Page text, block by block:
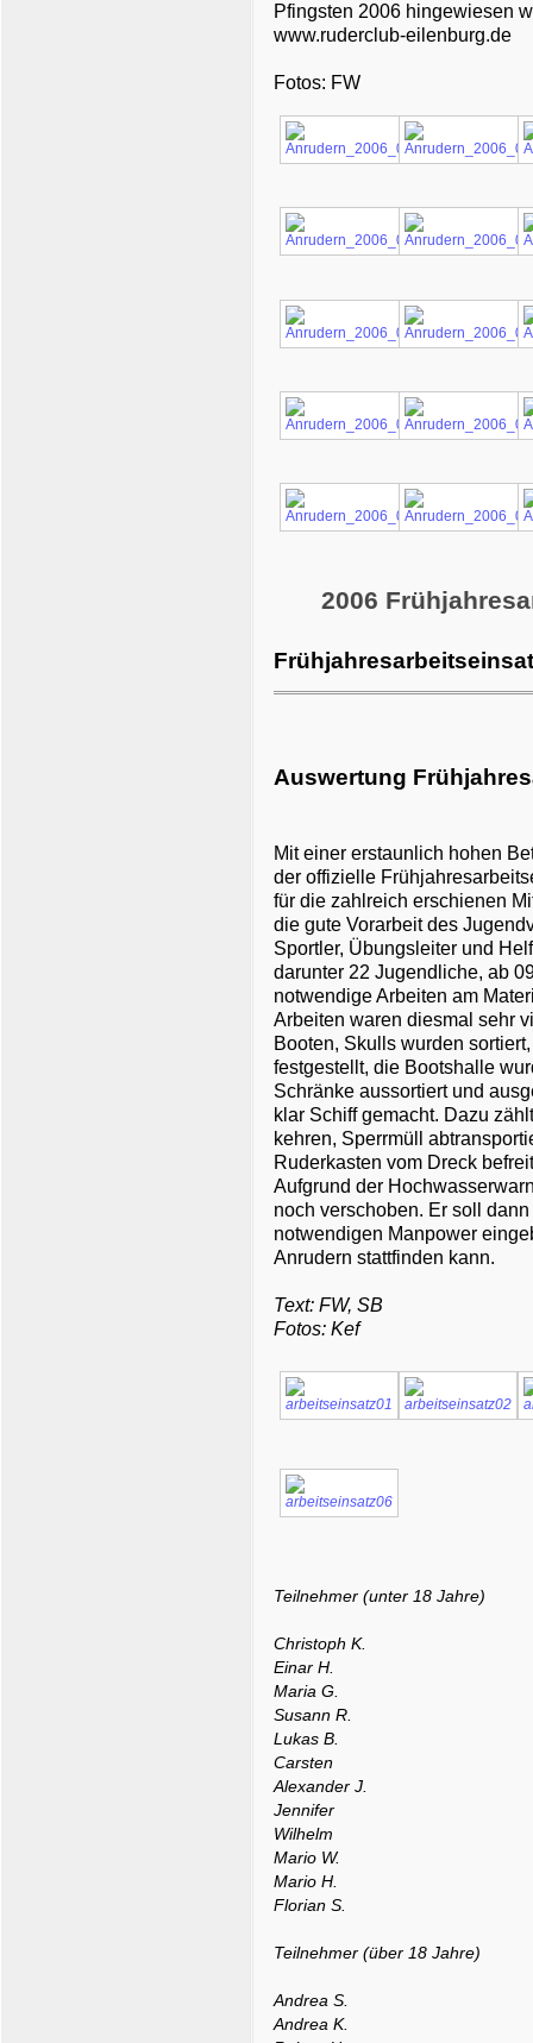
Pfingsten 2006 hingewiesen
www.ruderclub-eilenburg.de
Fotos: FW
2006
Auswertung
Mit einer erstaunlich hohen
der offizielle
für die zahlreich erschienen
die gute Vorarbeit des
Sportler, Übungsleiter und
darunter 22 Jugendliche, ab
notwendige Arbeiten am
Arbeiten waren diesmal sehr
Booten, Skulls wurden
festgestellt, die Bootshalle
Schränke aussortiert und
klar Schiff gemacht. Dazu
kehren, Sperrmüll
Ruderkasten vom Dreck
Aufgrund der
noch verschoben. Er soll
notwendigen Manpower
Anrudern stattfinden kann.
Text: FW, SB
Fotos: Kef
Teilnehmer (unter 18 Jahre)
Christoph K.
Einar H.
Maria G.
Susann R.
Lukas B.
Carsten
Alexander J.
Jennifer
Wilhelm
Mario W.
Mario H.
Florian S.
Teilnehmer (über 18 Jahre)
Andrea S.
Andrea K.